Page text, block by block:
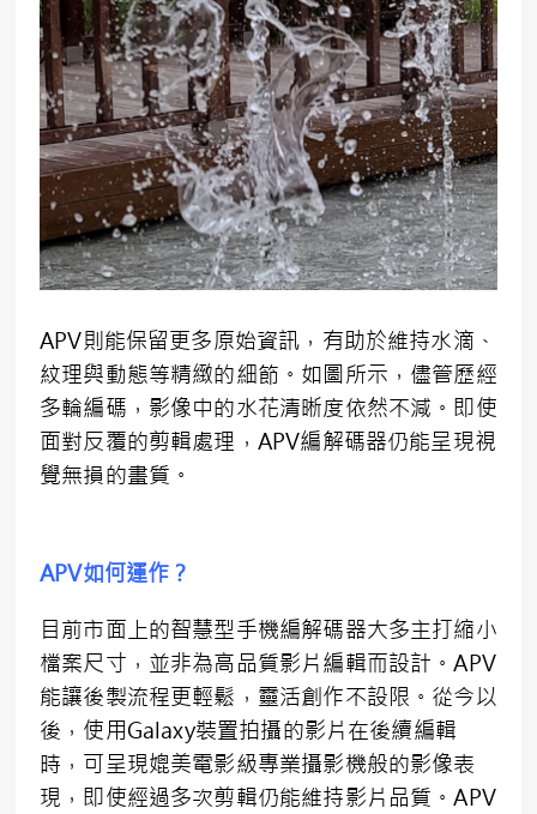
APV則能保留更多原始資訊，有助於維持水滴、
紋理與動態等精緻的細節。如圖所示，儘管歷經
多輪編碼，影像中的水花清晰度依然不減。即使
面對反覆的剪輯處理，APV編解碼器仍能呈現視
覺無損的畫質。
APV如何運作？
目前市面上的智慧型手機編解碼器大多主打縮小
檔案尺寸，並非為高品質影片編輯而設計。APV
能讓後製流程更輕鬆，靈活創作不設限。從今以
後，使用Galaxy裝置拍攝的影片在後續編輯
時，可呈現媲美電影級專業攝影機般的影像表
現，即使經過多次剪輯仍能維持影片品質。APV